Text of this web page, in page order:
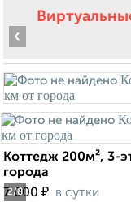
2/8
‹
Коттедж 200м², 3-
города
7 000 ₽ в сутки